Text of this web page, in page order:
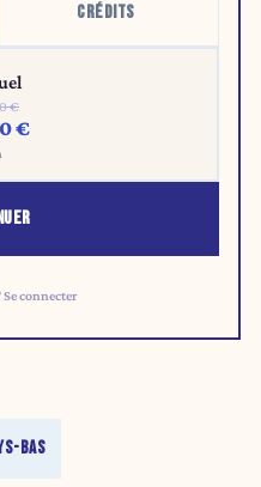
CRÉDITS
€
€
Se connecter
BAS